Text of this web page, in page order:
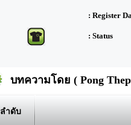
: Register
: Status
บทความโดย ( Pong
ลำดับ